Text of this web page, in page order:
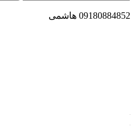
09180884852 هاشمی